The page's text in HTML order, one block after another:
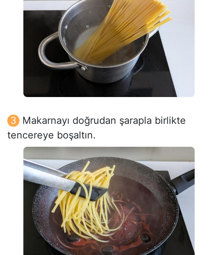
Makarnayı doğrudan şarapla birlikte
tencereye boşaltın.